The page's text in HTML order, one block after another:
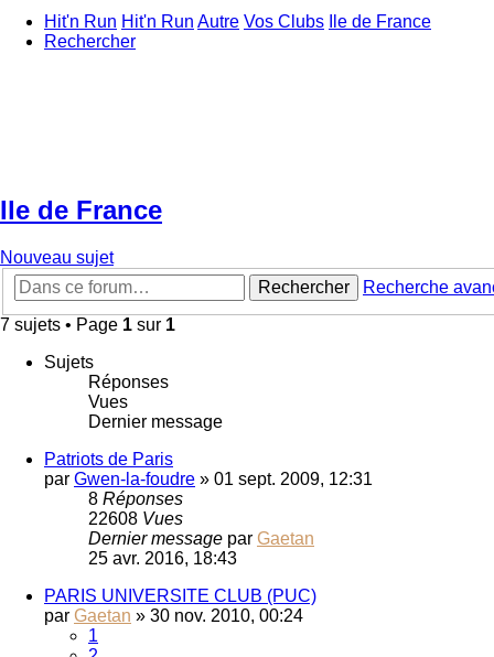
Hit'n Run Hit'n Run Autre Vos Clubs
Ile de France
Rechercher
Ile de France
Nouveau sujet
Rechercher
Recherche
7 sujets • Page 1 sur 1
Sujets
Réponses
Vues
Dernier message
Patriots de Paris
par Gwen-la-foudre » 01 sept. 2009, 12:31
8 Réponses
22608 Vues
Dernier message par Gaetan
25 avr. 2016, 18:43
PARIS UNIVERSITE CLUB (PUC)
par Gaetan » 30 nov. 2010, 00:24
1